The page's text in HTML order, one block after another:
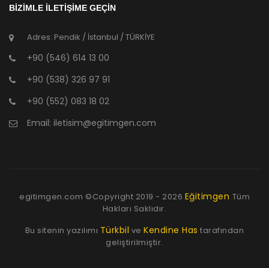
BİZİMLE İLETİŞİME GEÇİN
Adres: Pendik / İstanbul / TÜRKİYE
+90 (546) 614 13 00
+90 (538) 326 97 91
+90 (552) 083 18 02
Email: iletisim@egitimgen.com
egitimgen.com ©Copyright 2019 - 2026 Eğitimgen Tüm
Hakları Saklıdır.
Bu sitenin yazılımı Türkbil veKendine Has tarafından
geliştirilmiştir.